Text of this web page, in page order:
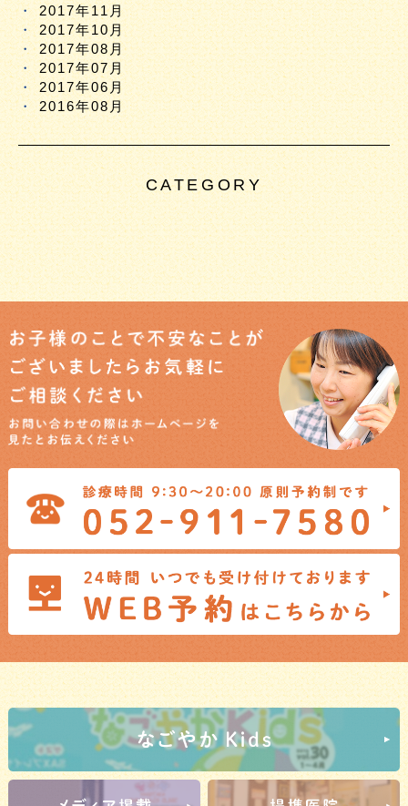
2017年11月
2017年10月
2017年08月
2017年07月
2017年06月
2016年08月
CATEGORY